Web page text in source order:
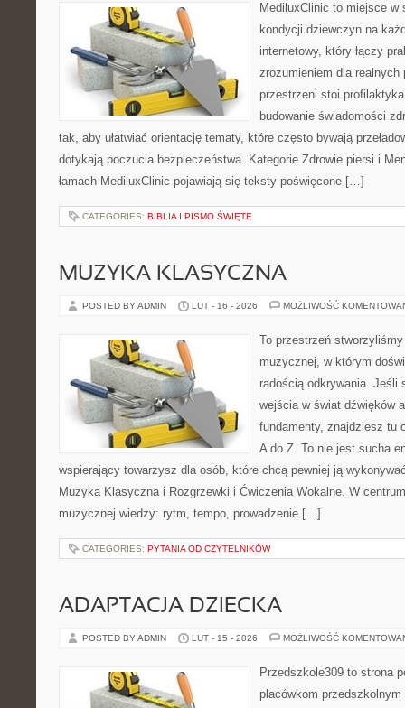
MediluxClinic to miejsce
kondycji dziewczyn na
internetowy, który łączy
zrozumieniem dla
przestrzeni stoi
budowanie świadomości
tak, aby ułatwiać orientację tematy, które często bywają
dotykają poczucia bezpieczeństwa. Kategorie Zdrowie piersi i
łamach MediluxClinic pojawiają się teksty poświęcone […]
CATEGORIES: BIBLIA I PISMO ŚWIĘTE
MUZYKA KLASYCZNA
POSTED BY ADMIN LUT - 16 - 2026 MOŻLIWOŚĆ
To przestrzeń
muzycznej, w którym
radością odkrywania.
wejścia w świat dźwięków
fundamenty, znajdziesz tu
A do Z. To nie jest sucha
wspierający towarzysz dla osób, które chcą pewniej ją
Muzyka Klasyczna i Rozgrzewki i Ćwiczenia Wokalne. W
muzycznej wiedzy: rytm, tempo, prowadzenie […]
CATEGORIES: PYTANIA OD CZYTELNIKÓW
ADAPTACJA DZIECKA
POSTED BY ADMIN LUT - 15 - 2026 MOŻLIWOŚĆ
Przedszkole309 to strona
placówkom